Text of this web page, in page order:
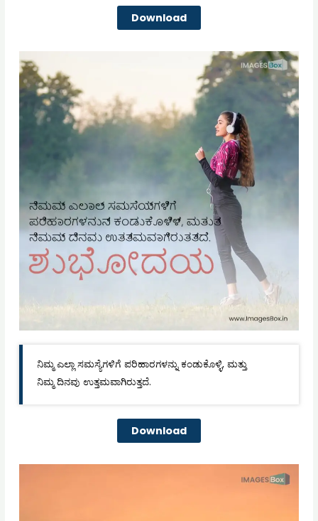
Download
ನಿಮ್ಮ ಎಲ್ಲಾ ಸಮಸ್ಯೆಗಳಿಗೆ ಪರಿಹಾರಗಳನ್ನು ಕಂಡುಕೊಳ್ಳಿ, ಮತ್ತು
ನಿಮ್ಮ ದಿನವು ಉತ್ತಮವಾಗಿರುತ್ತದೆ.
Download